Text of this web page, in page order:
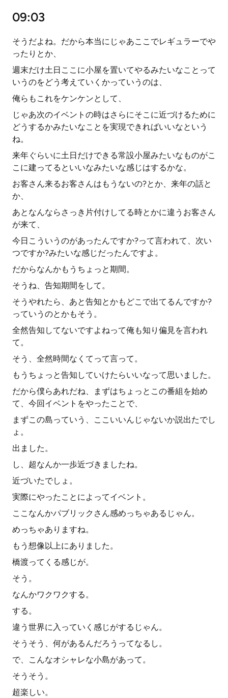
09:03
そうだよね。だから本当にじゃあここでレギュラーでや
ったりとか、
週末だけ土日ここに小屋を置いてやるみたいなことって
いうのをどう考えていくかっていうのは、
俺らもこれをケンケンとして、
じゃあ次のイベントの時はさらにそこに近づけるために
どうするかみたいなことを実現できればいいなという
ね。
来年ぐらいに土日だけできる常設小屋みたいなものがこ
こに建ってるといいなみたいな感じはするかな。
お客さん来るお客さんはもうないの?とか、来年の話と
か、
あとなんならさっき片付けしてる時とかに違うお客さん
が来て、
今日こういうのがあったんですか?って言われて、次い
つですか?みたいな感じだったんですよ。
だからなんかもうちょっと期間。
そうね、告知期間をして。
そうやれたら、あと告知とかもどこで出てるんですか?
っていうのとかもそう。
全然告知してないですよねって俺も知り偏見を言われ
て。
そう、全然時間なくてって言って。
もうちょっと告知していけたらいいなって思いました。
だから僕らあれだね、まずはちょっとこの番組を始め
て、今回イベントをやったことで、
まずこの島っていう、ここいいんじゃないか説出たでし
ょ。
出ました。
し、超なんか一歩近づきましたね。
近づいたでしょ。
実際にやったことによってイベント。
ここなんかパブリックさん感めっちゃあるじゃん。
めっちゃありますね。
もう想像以上にありました。
橋渡ってくる感じが。
そう。
なんかワクワクする。
する。
違う世界に入っていく感じがするじゃん。
そうそう、何があるんだろうってなるし。
で、こんなオシャレな小島があって。
そうそう。
超楽しい。